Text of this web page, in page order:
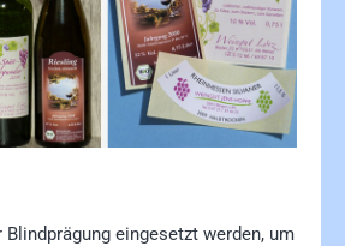
eingesetzt werden, um